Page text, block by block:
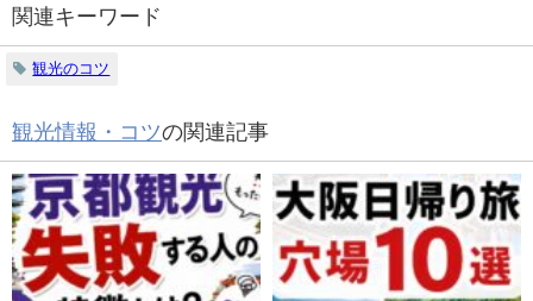
関連キーワード
観光のコツ
観光情報・コツの関連記事